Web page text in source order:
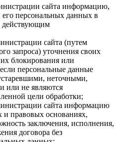
сайта информацию,
персональных данных в
действующим
сайта (путем
запроса) уточнения своих
блокирования или
персональные данные
неточными,
или не являются
цели обработки;
сайта информацию
и правовых основаниях,
заключения, исполнения,
договора без